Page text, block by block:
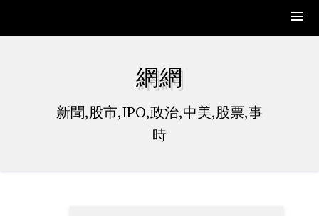
網網
新聞,股市,IPO,政治,中美,股票,事
時